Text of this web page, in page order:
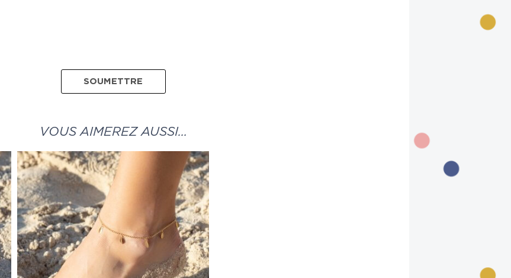
VOUS AIMEREZ AUSSI…